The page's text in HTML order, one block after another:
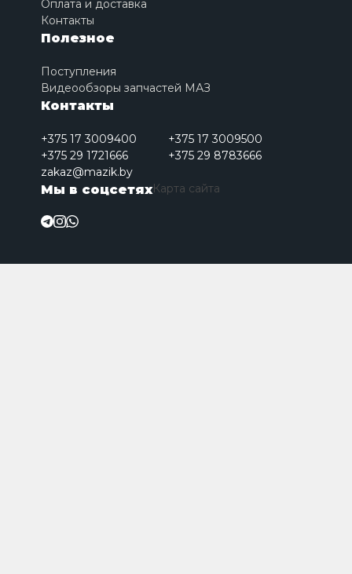
Оплата и доставка
Контакты
Полезное
Поступления
Видеообзоры запчастей МАЗ
Контакты
+375 17 3009400
+375 17 3009500
+375 29 1721666
+375 29 8783666
zakaz@mazik.by
Мы в соцсетяхКарта сайта